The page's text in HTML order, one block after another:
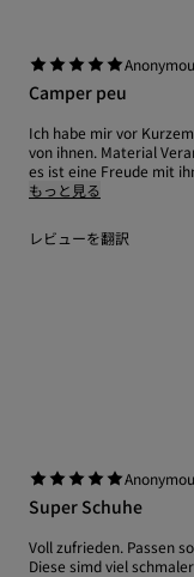
Camper peu
Ich habe mir vor
von ihnen. Material
es ist eine Freude mit
もっと見る
レビューを翻訳
Super Schuhe
Voll zufrieden. Passen
Diese simd viel